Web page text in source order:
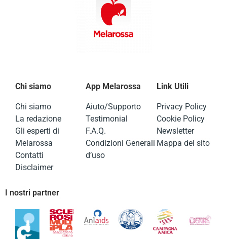
Chi siamo
Chi siamo
La redazione
Gli esperti di
Melarossa
Contatti
Disclaimer
App Melarossa
Aiuto/Supporto
Testimonial
F.A.Q.
Condizioni Generali
d’uso
Link Utili
Privacy Policy
Cookie Policy
Newsletter
Mappa del sito
I nostri partner